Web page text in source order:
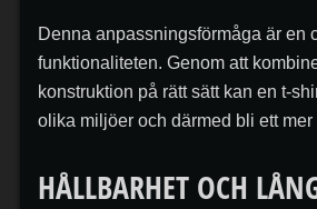
Denna anpassningsförmåga är en
funktionaliteten. Genom att
konstruktion på rätt sätt kan en t-
olika miljöer och därmed bli ett
HÅLLBARHET OCH